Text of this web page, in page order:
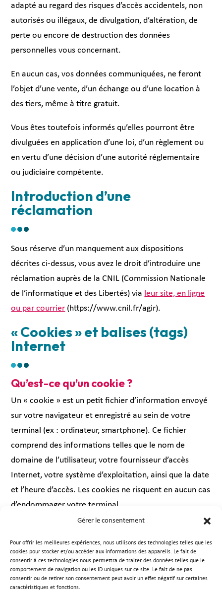
Gérer le consentement
Pour offrir les meilleures expériences, nous utilisons des technologies telles que les
cookies pour stocker et/ou accéder aux informations des appareils. Le fait de
consentir à ces technologies nous permettra de traiter des données telles que le
comportement de navigation ou les ID uniques sur ce site. Le fait de ne pas
consentir ou de retirer son consentement peut avoir un effet négatif sur certaines
caractéristiques et fonctions.
adapté au regard des risques d’accès accidentels, non
autorisés ou illégaux, de divulgation, d’altération, de
perte ou encore de destruction des données
personnelles vous concernant.
En aucun cas, vos données communiquées, ne feront
l’objet d’une vente, d’un échange ou d’une location à
des tiers, même à titre gratuit.
Vous êtes toutefois informés qu’elles pourront être
divulguées en application d’une loi, d’un règlement ou
en vertu d’une décision d’une autorité réglementaire
ou judiciaire compétente.
Introduction d’une
réclamation
Sous réserve d’un manquement aux dispositions
décrites ci-dessus, vous avez le droit d’introduire une
réclamation auprès de la CNIL (Commission Nationale
de l’informatique et des Libertés) via leur site, en ligne
ou par courrier (https://www.cnil.fr/agir).
« Cookies » et balises (tags)
Internet
Qu’est-ce qu’un cookie ?
Un « cookie » est un petit fichier d’information envoyé
sur votre navigateur et enregistré au sein de votre
terminal (ex : ordinateur, smartphone). Ce fichier
comprend des informations telles que le nom de
domaine de l’utilisateur, votre fournisseur d’accès
Internet, votre système d’exploitation, ainsi que la date
et l’heure d’accès. Les cookies ne risquent en aucun cas
d’endommager votre terminal.
Utilisation des cookies
Nous sommes susceptibles de recueillir et traiter les
informations concernant votre visite de ce site Web,
telles que les pages consultées, les recherches
effectuées, le site Web visité juste avant celui-ci ou